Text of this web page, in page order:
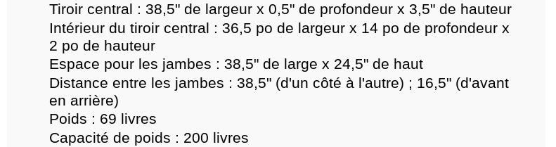
Tiroir central : 38,5" de largeur x 0,5" de profondeur x 3,5" de hauteur
Intérieur du tiroir central : 36,5 po de largeur x 14 po de profondeur x
2 po de hauteur
Espace pour les jambes : 38,5" de large x 24,5" de haut
Distance entre les jambes : 38,5" (d'un côté à l'autre) ; 16,5" (d'avant
en arrière)
Poids : 69 livres
Capacité de poids : 200 livres